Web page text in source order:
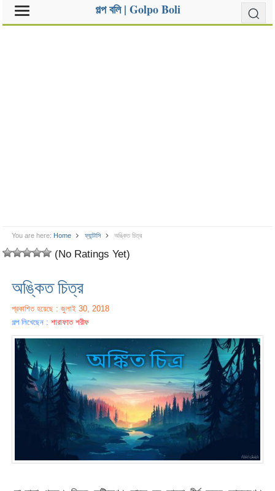
গল্প বলি | Golpo Boli
You are here: Home ফ্যান্টাসি অঙ্কিত চিত্র
(No Ratings Yet)
অঙ্কিত চিত্র
প্রকাশিত হয়েছে : জুলাই 30, 2018
গল্প লিখেছেন :শারাফাত শরীফ